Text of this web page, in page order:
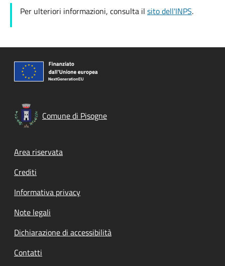
Per ulteriori informazioni, consulta il sito dell'INPS.
Comune di Pisogne
Footer menu
Area riservata
Crediti
Informativa privacy
Note legali
Dichiarazione di accessibilità
Contatti